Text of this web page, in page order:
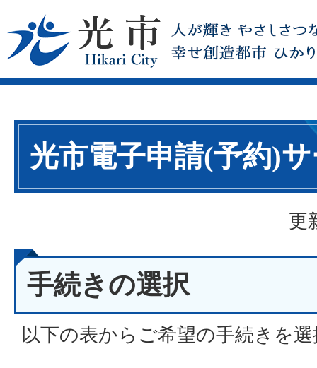
光市電子申請(予約)
更
手続きの選択
以下の表からご希望の手続きを